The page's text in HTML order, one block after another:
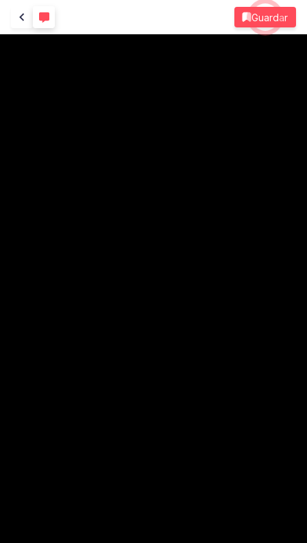
Guardar